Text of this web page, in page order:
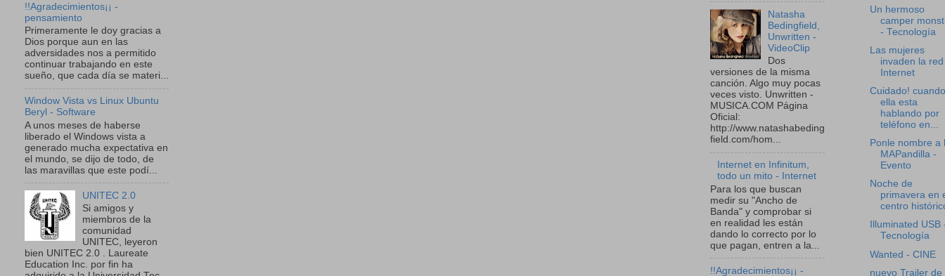
!!Agradecimientos¡¡ -
pensamiento
Primeramente le doy gracias a
Dios porque aun en las
adversidades nos a permitido
continuar trabajando en este
sueño, que cada día se materi...
Window Vista vs Linux Ubuntu
Beryl - Software
A unos meses de haberse
liberado el Windows vista a
generado mucha expectativa en
el mundo, se dijo de todo, de
las maravillas que este podí...
UNITEC 2.0
Si amigos y
miembros de la
comunidad
UNITEC, leyeron
bien UNITEC 2.0 . Laureate
Education Inc. por fin ha
Natasha
Bedingfield,
Unwritten -
VideoClip
Dos
versiones de la misma
canción. Algo muy pocas
veces visto. Unwritten -
MUSICA.COM Página
Oficial:
http://www.natashabeding
field.com/hom...
Internet en Infinitum,
todo un mito - Internet
Para los que buscan
medir su "Ancho de
Banda" y comprobar si
en realidad les están
dando lo correcto por lo
que pagan, entren a la...
!!Agradecimientos¡¡ -
Un hermoso
camper
- Tecnología
Las mujeres
invaden la
Internet
Cuidado! cuando
ella esta
hablando por
teléfono en...
Ponle nombre a
MAPandilla -
Evento
Noche de
primavera en
centro
Illuminated USB
Tecnología
Wanted - CINE
nuevo Trailer de